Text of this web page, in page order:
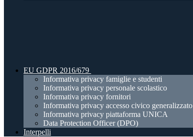
EU GDPR 2016/679
Informativa privacy famiglie e studenti
Informativa privacy personale scolastico
Informativa privacy fornitori
Informativa privacy accesso civico generalizzato
Informativa privacy piattaforma UNICA
Data Protection Officer (DPO)
Interpelli